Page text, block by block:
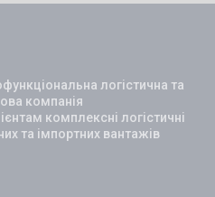
логістична та
компанія
комплексні логістичні
та імпортних вантажів